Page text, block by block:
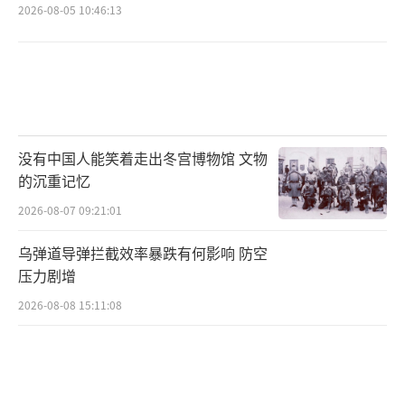
2026-08-05 10:46:13
没有中国人能笑着走出冬宫博物馆 文物
的沉重记忆
2026-08-07 09:21:01
乌弹道导弹拦截效率暴跌有何影响 防空
压力剧增
2026-08-08 15:11:08